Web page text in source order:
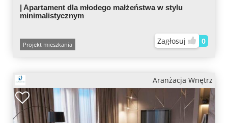
| Apartament dla młodego małżeństwa w stylu
minimalistycznym
Projekt mieszkania Zagłosuj 0
Aranżacja Wnętrz